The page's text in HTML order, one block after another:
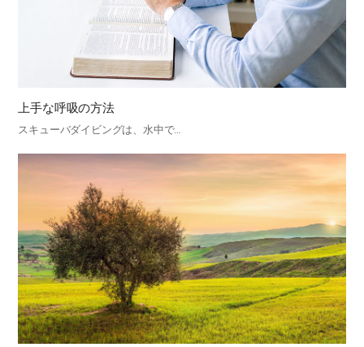
上手な呼吸の方法
スキューバダイビングは、水中で…